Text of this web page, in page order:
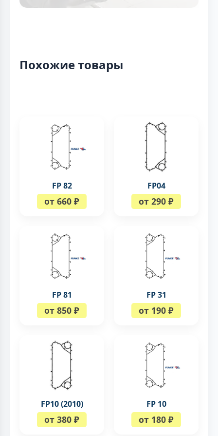
Похожие товары
FP 82
от 660 ₽
FP04
от 290 ₽
FP 81
от 850 ₽
FP 31
от 190 ₽
FP10 (2010)
от 380 ₽
FP 10
от 180 ₽